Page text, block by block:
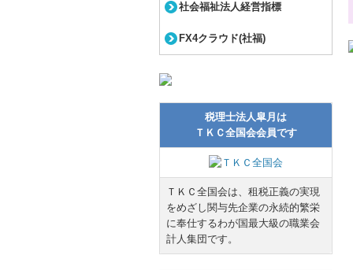
社会福祉法人経営指標
FX4クラウド(社福)
税理士法人皐月は
ＴＫＣ全国会会員です
ＴＫＣ全国会は、租税正義の実現
をめざし関与先企業の永続的繁栄
に奉仕するわが国最大級の職業会
計人集団です。